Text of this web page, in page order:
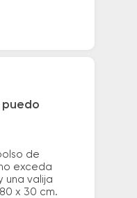
de
exceda
una valija
x 30 cm.